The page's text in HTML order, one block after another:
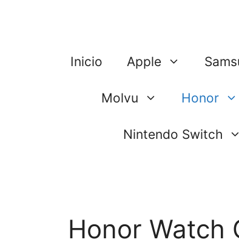
Inicio Apple
Molvu Honor
Nintendo Switch
Honor Watch